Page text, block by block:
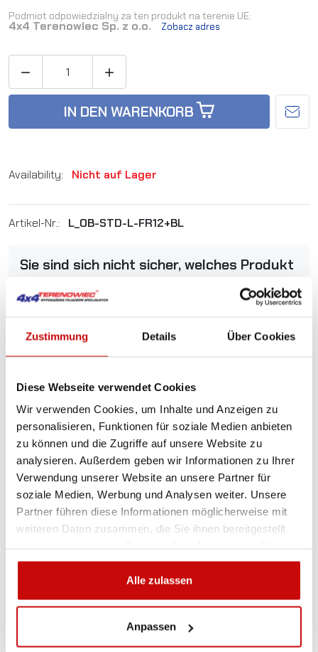
Zustimmung Details Über Cookies
Diese Webseite verwendet Cookies
Wir verwenden Cookies, um Inhalte und Anzeigen zu
personalisieren, Funktionen für soziale Medien anbieten
zu können und die Zugriffe auf unsere Website zu
analysieren. Außerdem geben wir Informationen zu Ihrer
Verwendung unserer Website an unsere Partner für
soziale Medien, Werbung und Analysen weiter. Unsere
Partner führen diese Informationen möglicherweise mit
weiteren Daten zusammen, die Sie ihnen bereitgestellt
gesammelt haben.
Alle zulassen
Anpassen
Podmiot odpowiedzialny za ten produkt na terenie UE:
4x4 Terenowiec Sp. z o.o. Zobacz adres
 
IN DEN WARENKORB
Availability: Nicht auf Lager
Artikel-Nr.: L_OB-STD-L-FR12+BL
Sie sind sich nicht sicher, welches Produkt
am besten geeignet ist? Rufen Sie uns an,
wir beraten Sie gern.
Datenschutzrichtlinie
Beschreibung
Frontschutzbügel mit
Querstange Ford Ranger
T6 2012+, Homologation,
Edelstahl, schwarz matt,
90mm Rohr, LED